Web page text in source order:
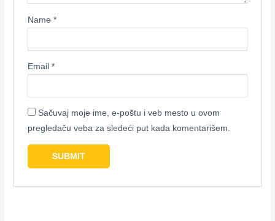
Name *
Email *
Sačuvaj moje ime, e-poštu i veb mesto u ovom
pregledaču veba za sledeći put kada komentarišem.